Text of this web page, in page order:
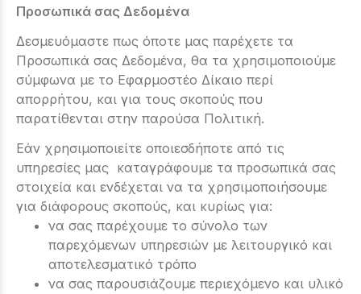
Προσωπικά σας Δεδομένα
Δεσμευόμαστε πως όποτε μας παρέχετε τα
Προσωπικά σας Δεδομένα, θα τα χρησιμοποιούμε
σύμφωνα με το Εφαρμοστέο Δίκαιο περί
απορρήτου, και για τους σκοπούς που
παρατίθενται στην παρούσα Πολιτική.
Εάν χρησιμοποιείτε οποιεσδήποτε από τις
υπηρεσίες μας καταγράφουμε τα προσωπικά σας
στοιχεία και ενδέχεται να τα χρησιμοποιήσουμε
για διάφορους σκοπούς, και κυρίως για:
να σας παρέχουμε το σύνολο των
παρεχόμενων υπηρεσιών με λειτουργικό και
αποτελεσματικό τρόπο
να σας παρουσιάζουμε περιεχόμενο και υλικό